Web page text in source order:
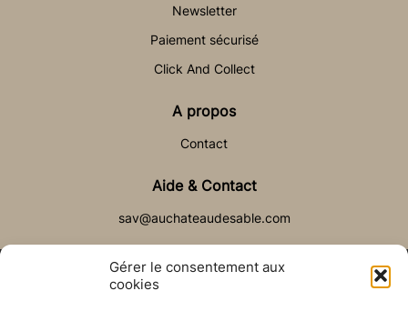
Gérer le consentement aux
cookies
Newsletter
Paiement sécurisé
Click And Collect
A propos
Contact
Aide & Contact
sav@auchateaudesable.com